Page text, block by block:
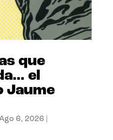
que
el
Jaume
6, 2026